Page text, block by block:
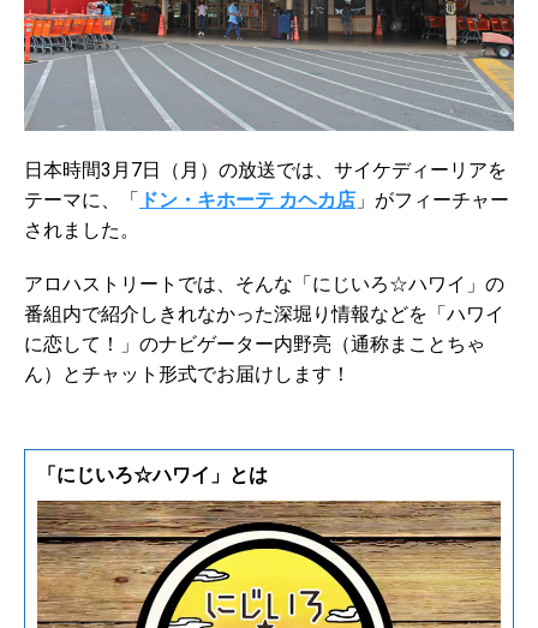
日本時間3月7日（月）の放送では、サイケディーリアを
テーマに、「
ドン・キホーテ カヘカ店 」がフィーチャー
されました。
アロハストリートでは、そんな「にじいろ☆ハワイ」の
番組内で紹介しきれなかった深堀り情報などを「ハワイ
に恋して！」のナビゲーター内野亮（通称まことちゃ
ん）とチャット形式でお届けします！
「にじいろ☆ハワイ」とは